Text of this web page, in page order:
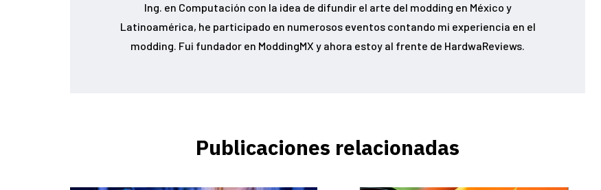
Ing. en Computación con la idea de difundir el arte del modding en México y
Latinoamérica, he participado en numerosos eventos contando mi experiencia en el
modding. Fui fundador en ModdingMX y ahora estoy al frente de HardwaReviews.
Publicaciones relacionadas